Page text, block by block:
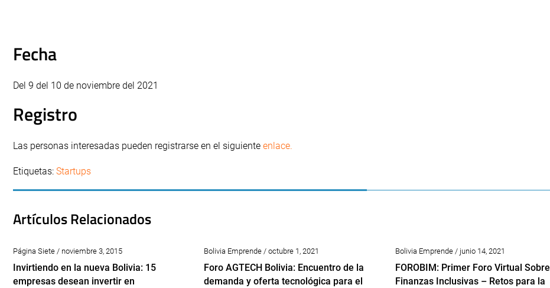
Fecha
Del 9 del 10 de noviembre del 2021
Registro
Las personas interesadas pueden registrarse en el siguiente enlace.
Etiquetas: Startups
Artículos Relacionados
Página Siete / noviembre 3, 2015
Invirtiendo en la nueva Bolivia: 15
empresas desean invertir en
Bolivia Emprende / octubre 1, 2021
Foro AGTECH Bolivia: Encuentro de la
demanda y oferta tecnológica para el
Bolivia Emprende / junio 14, 2021
FOROBIM: Primer Foro Virtual Sobre
Finanzas Inclusivas – Retos para la